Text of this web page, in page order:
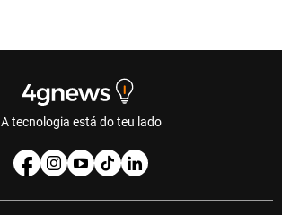
A tecnologia está do teu lado